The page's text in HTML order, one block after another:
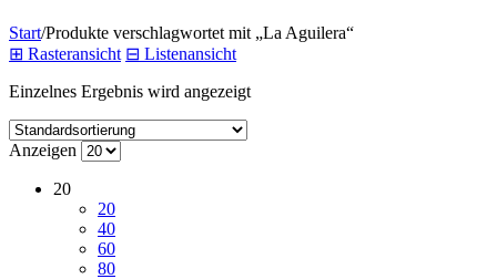
Start/Produkte verschlagwortet mit „La Aguilera“
⊞ Rasteransicht ⊟ Listenansicht
Einzelnes Ergebnis wird angezeigt
Anzeigen
20
20
40
60
80